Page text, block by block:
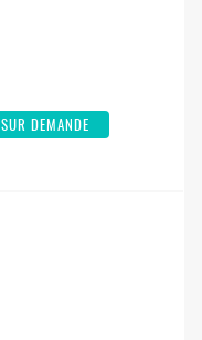
SUR DEMANDE